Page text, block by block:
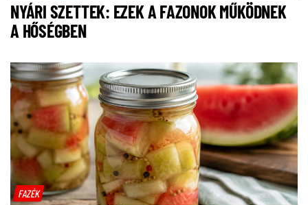
NYÁRI SZETTEK: EZEK A FAZONOK MŰKÖDNEK
A HŐSÉGBEN
FAZÉK